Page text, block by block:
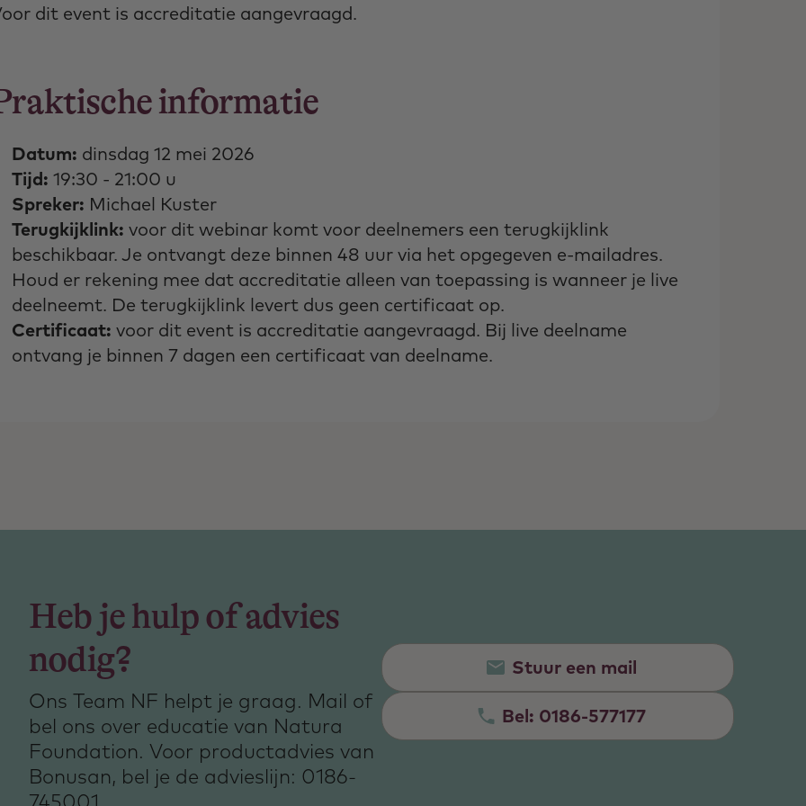
dit event is accreditatie aangevraagd.
informatie
Datum: dinsdag 12 mei 2026
Tijd: 19:30 - 21:00 u
Spreker: Michael Kuster
Terugkijklink: voor dit webinar komt voor deelnemers een terugkijklink
beschikbaar. Je ontvangt deze binnen 48 uur via het opgegeven e-mailadres.
Houd er rekening mee dat accreditatie alleen van toepassing is wanneer je live
deelneemt. De terugkijklink levert dus geen certificaat op.
Certificaat: voor dit event is accreditatie aangevraagd. Bij live deelname
ontvang je binnen 7 dagen een certificaat van deelname.
Heb je hulp of advies
nodig?
Ons Team NF helpt je graag. Mail of
bel ons over educatie van Natura
Foundation. Voor productadvies van
Bonusan, bel je de advieslijn: 0186-
Stuur een mail
Bel: 0186-577177